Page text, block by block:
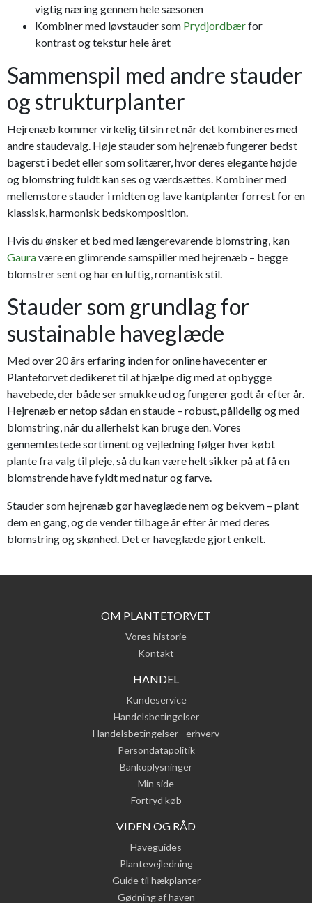
vigtig næring gennem hele sæsonen
Kombiner med løvstauder som Prydjordbærfor
kontrast og tekstur hele året
Sammenspil med andre stauder
og strukturplanter
Hejrenæb kommer virkelig til sin ret når det kombineres med
andre staudevalg. Høje stauder som hejrenæb fungerer bedst
bagerst i bedet eller som solitærer, hvor deres elegante højde
og blomstring fuldt kan ses og værdsættes. Kombiner med
mellemstore stauder i midten og lave kantplanter forrest for en
klassisk, harmonisk bedskomposition.
Hvis du ønsker et bed med længerevarende blomstring, kan
Gauravære en glimrende samspiller med hejrenæb – begge
blomstrer sent og har en luftig, romantisk stil.
Stauder som grundlag for
sustainable haveglæde
Med over 20 års erfaring inden for online havecenter er
Plantetorvet dedikeret til at hjælpe dig med at opbygge
havebede, der både ser smukke ud og fungerer godt år efter år.
Hejrenæb er netop sådan en staude – robust, pålidelig og med
blomstring, når du allerhelst kan bruge den. Vores
gennemtestede sortiment og vejledning følger hver købt
plante fra valg til pleje, så du kan være helt sikker på at få en
blomstrende have fyldt med natur og farve.
Stauder som hejrenæb gør haveglæde nem og bekvem – plant
dem en gang, og de vender tilbage år efter år med deres
blomstring og skønhed. Det er haveglæde gjort enkelt.
OM PLANTETORVET
Vores historie
Kontakt
HANDEL
Kundeservice
Handelsbetingelser
Handelsbetingelser - erhverv
Persondatapolitik
Bankoplysninger
Min side
Fortryd køb
VIDEN OG RÅD
Haveguides
Plantevejledning
Guide til hækplanter
Gødning af haven